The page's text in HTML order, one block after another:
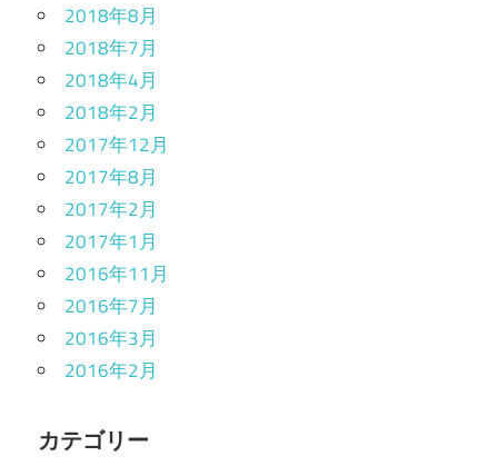
2018年8月
2018年7月
2018年4月
2018年2月
2017年12月
2017年8月
2017年2月
2017年1月
2016年11月
2016年7月
2016年3月
2016年2月
カテゴリー